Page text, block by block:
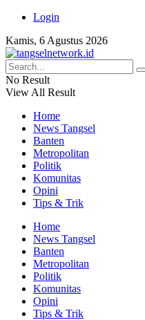
Login
Kamis, 6 Agustus 2026
No Result
View All Result
Home
News Tangsel
Banten
Metropolitan
Politik
Komunitas
Opini
Tips & Trik
Home
News Tangsel
Banten
Metropolitan
Politik
Komunitas
Opini
Tips & Trik